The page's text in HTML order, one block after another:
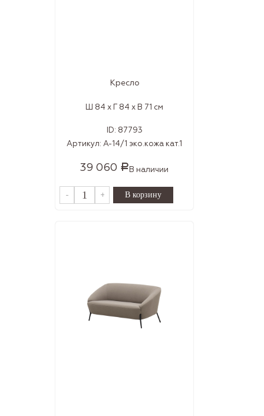
Кресло
Ш 84 x Г 84 x В 71 см
ID: 87793
Артикул: А-14/1 эко.кожа кат.1
39 060 Р В наличии
- +